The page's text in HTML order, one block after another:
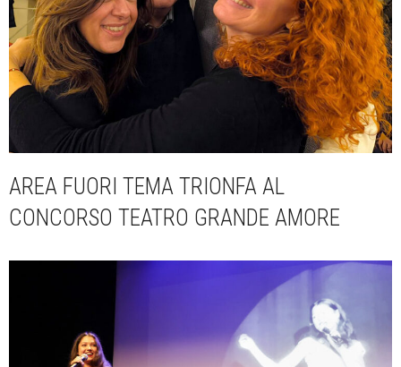
AREA FUORI TEMA TRIONFA AL
CONCORSO TEATRO GRANDE AMORE